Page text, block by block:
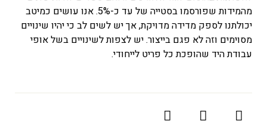
מהמידות שפורסמו בסטייה של עד כ-5%. אנו עושים כמיטב
יכולתנו לספק מדידה מדויקת, אך יש לשים לב כי יהיו שינויים
מסוימים וזה לא פגם בייצור. יש לצפות לשינויים בשל אופי
עבודת היד שהופכת כל פריט לייחודי.